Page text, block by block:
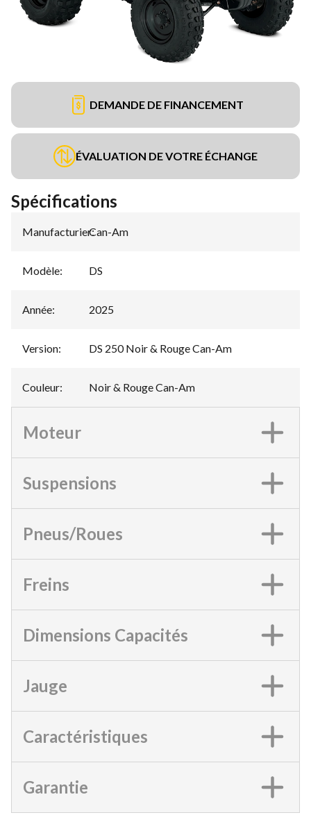
DEMANDE DE FINANCEMENT
ÉVALUATION DE VOTRE ÉCHANGE
Spécifications
Manufacturier:
Can-Am
Modèle: DS
Année: 2025
Version: DS 250 Noir & Rouge Can-Am
Couleur: Noir & Rouge Can-Am
Moteur
Suspensions
Pneus/Roues
Freins
Dimensions Capacités
Jauge
Caractéristiques
Garantie